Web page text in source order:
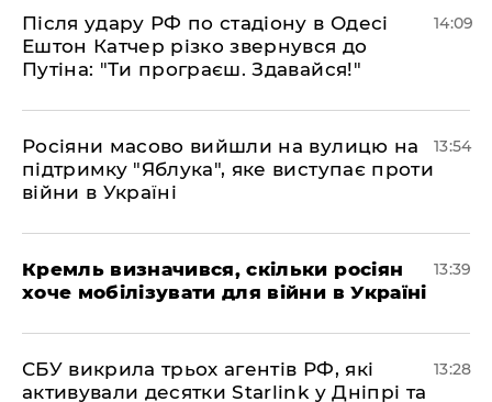
Після удару РФ по стадіону в Одесі
Ештон Катчер різко звернувся до
Путіна: "Ти програєш. Здавайся!"
14:09
Росіяни масово вийшли на вулицю на
підтримку "Яблука", яке виступає проти
війни в Україні
13:54
Кремль визначився, скільки росіян
хоче мобілізувати для війни в Україні
13:39
СБУ викрила трьох агентів РФ, які
активували десятки Starlink у Дніпрі та
13:28